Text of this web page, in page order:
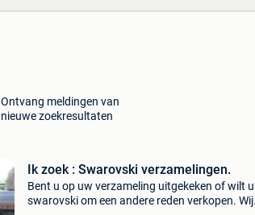
Ontvang meldingen van
nieuwe zoekresultaten
Ik zoek : Swarovski verzamelingen.
Bent u op uw verzameling uitgekeken of wilt
swarovski om een andere reden verkopen. Wij